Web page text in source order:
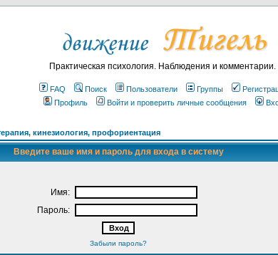
Практическая психология. Наблюдения и комментарии.
FAQ Поиск Пользователи Группы
Профиль
Войти и проверить личные сообщения
кинезиология, профориентация
Введите ваше имя и пароль для входа в систему
Имя:
Пароль:
Забыли пароль?